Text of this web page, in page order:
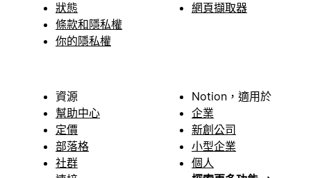
狀態
條款和隱私權
你的隱私權
網頁擷取器
資源
幫助中心
定價
部落格
社群
Notion，適用於
企業
新創公司
小型企業
個人